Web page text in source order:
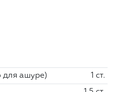
для ашуре) 1 ст.